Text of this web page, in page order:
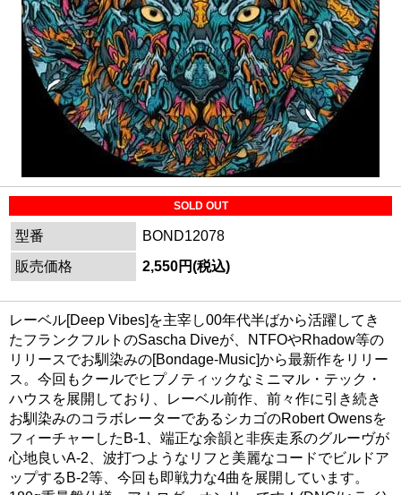
SOLD OUT
型番
BOND12078
販売価格
2,550円(税込)
レーベル[Deep Vibes]を主宰し00年代半ばから活躍してき
たフランクフルトのSascha Diveが、NTFOやRhadow等の
リリースでお馴染みの[Bondage-Music]から最新作をリリー
ス。今回もクールでヒプノティックなミニマル・テック・
ハウスを展開しており、レーベル前作、前々作に引き続き
お馴染みのコラボレーターであるシカゴのRobert Owensを
フィーチャーしたB-1、端正な余韻と非疾走系のグルーヴが
心地良いA-2、波打つようなリフと美麗なコードでビルドア
ップするB-2等、今回も即戦力な4曲を展開しています。